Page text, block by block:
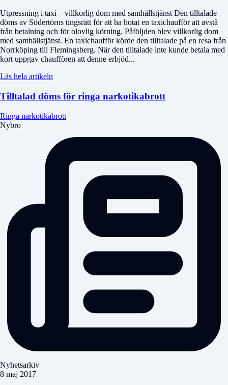
Utpressning i taxi – villkorlig dom med samhällstjänst Den tilltalade
döms av Södertörns tingsrätt för att ha hotat en taxichaufför att avstå
från betalning och för olovlig körning. Påföljden blev villkorlig dom
med samhällstjänst. En taxichaufför körde den tilltalade på en resa från
Norrköping till Flemingsberg. När den tilltalade inte kunde betala med
kort uppgav chauffören att denne erbjöd...
Läs hela artikeln
Tilltalad döms för ringa narkotikabrott
Ringa narkotikabrott
Nybro
Nyhetsarkiv
8 maj 2017